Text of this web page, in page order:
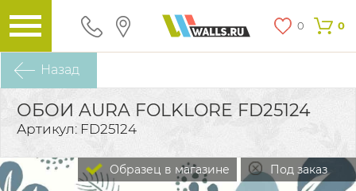
0 0
Назад
ОБОИ AURA FOLKLORE FD25124
Артикул: FD25124
Под заказ
Образец в магазине